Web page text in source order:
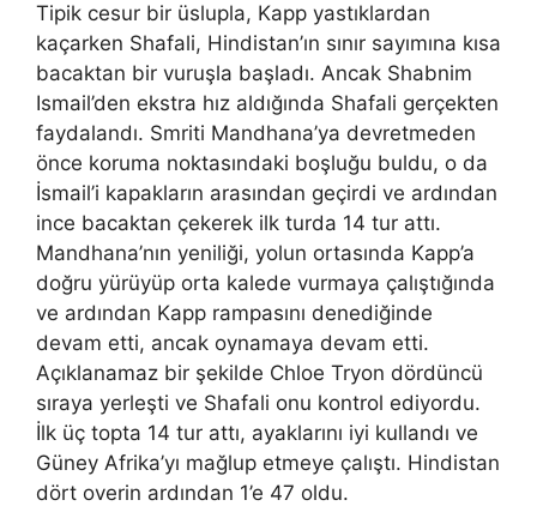
Tipik cesur bir üslupla, Kapp yastıklardan
kaçarken Shafali, Hindistan’ın sınır sayımına kısa
bacaktan bir vuruşla başladı. Ancak Shabnim
Ismail’den ekstra hız aldığında Shafali gerçekten
faydalandı. Smriti Mandhana’ya devretmeden
önce koruma noktasındaki boşluğu buldu, o da
İsmail’i kapakların arasından geçirdi ve ardından
ince bacaktan çekerek ilk turda 14 tur attı.
Mandhana’nın yeniliği, yolun ortasında Kapp’a
doğru yürüyüp orta kalede vurmaya çalıştığında
ve ardından Kapp rampasını denediğinde
devam etti, ancak oynamaya devam etti.
Açıklanamaz bir şekilde Chloe Tryon dördüncü
sıraya yerleşti ve Shafali onu kontrol ediyordu.
İlk üç topta 14 tur attı, ayaklarını iyi kullandı ve
Güney Afrika’yı mağlup etmeye çalıştı. Hindistan
dört overin ardından 1’e 47 oldu.